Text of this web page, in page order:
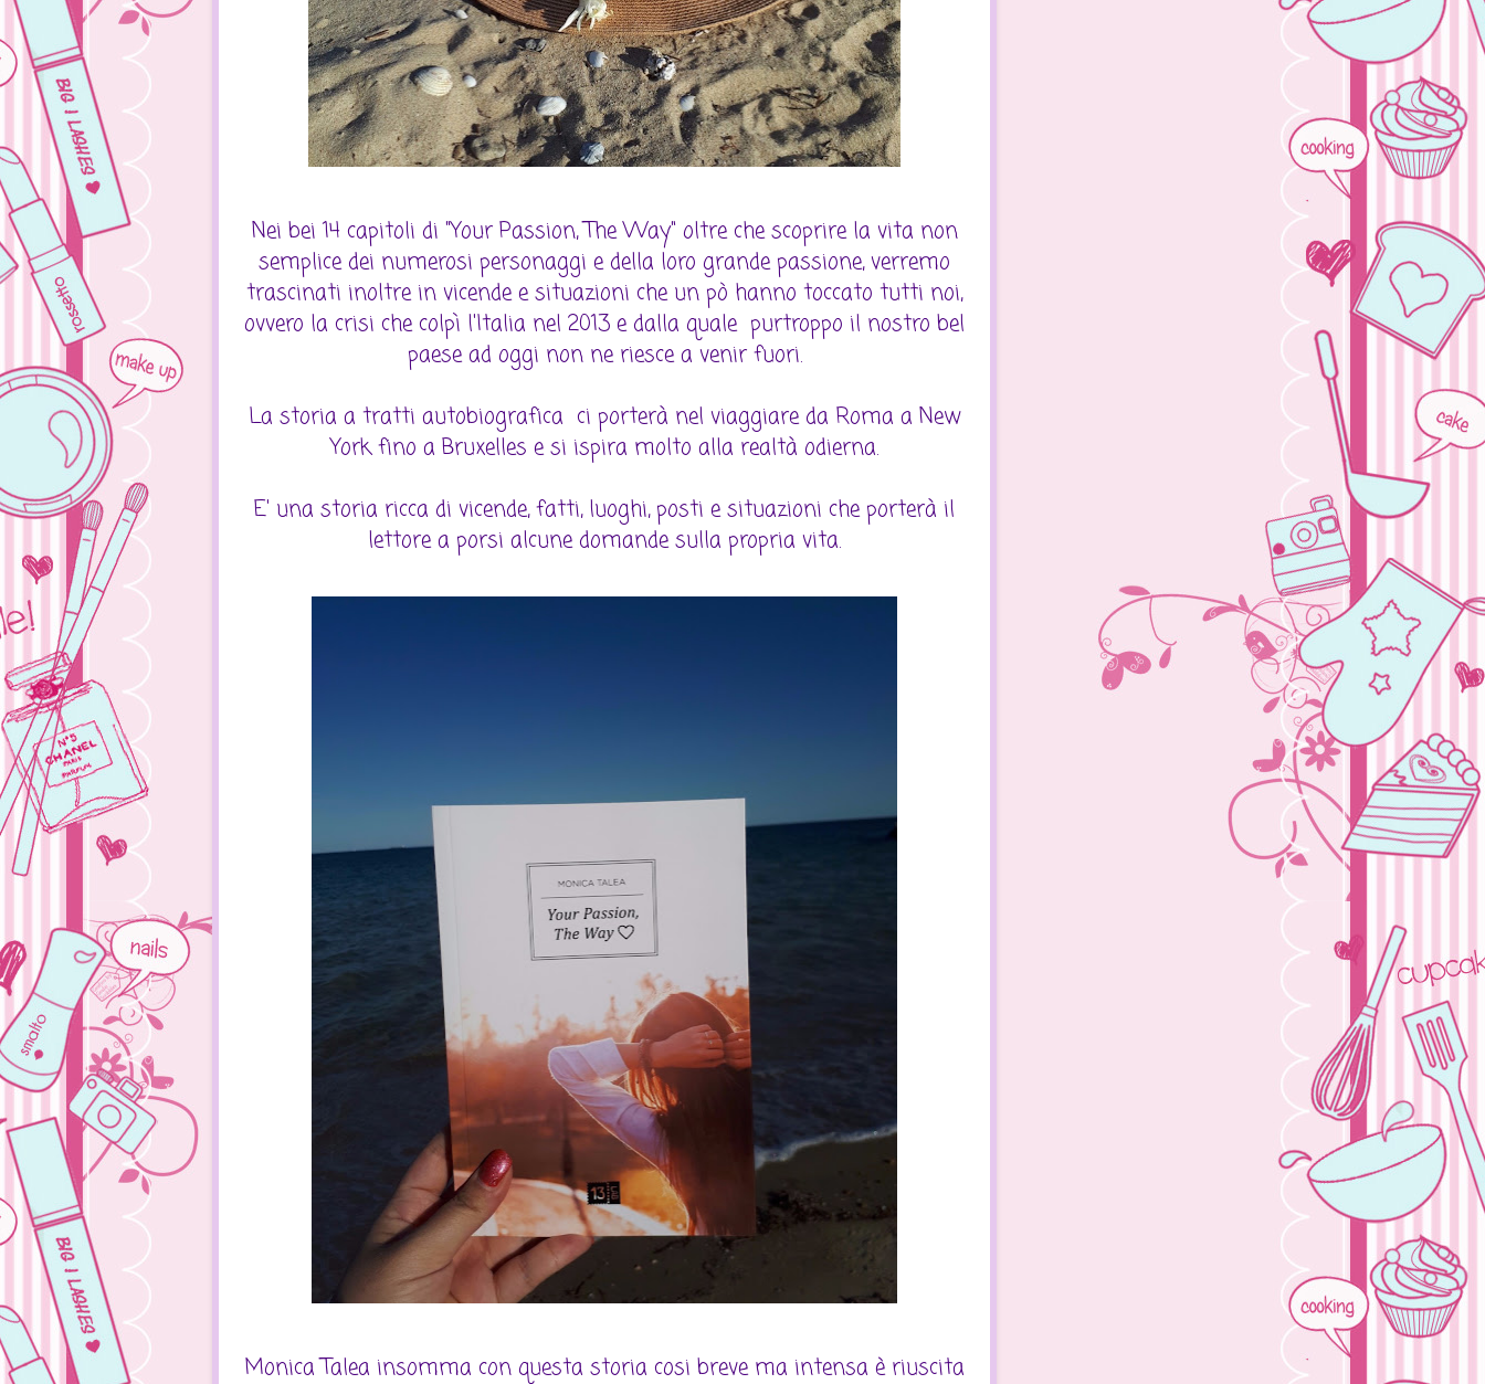
Nei bei 14 capitoli di "Your Passion, The Way" oltre che scoprire la vita non
semplice dei numerosi personaggi e della loro grande passione, verremo
trascinati inoltre in vicende e situazioni che un pò hanno toccato tutti noi,
ovvero la crisi che colpì l'Italia nel 2013 e dalla quale purtroppo il nostro bel
paese ad oggi non ne riesce a venir fuori.
La storia a tratti autobiografica ci porterà nel viaggiare da Roma a New
York fino a Bruxelles e si ispira molto alla realtà odierna.
E' una storia ricca di vicende, fatti, luoghi, posti e situazioni che porterà il
lettore a porsi alcune domande sulla propria vita.
Monica Talea insomma con questa storia cosi breve ma intensa è riuscita